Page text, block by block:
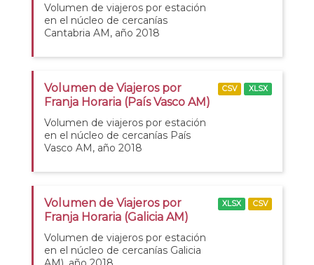
Volumen de viajeros por estación
en el núcleo de cercanías
Cantabria AM, año 2018
Volumen de Viajeros por
Franja Horaria (País Vasco AM)
Volumen de viajeros por estación
en el núcleo de cercanías País
Vasco AM, año 2018
CSV XLSX
Volumen de Viajeros por
Franja Horaria (Galicia AM)
Volumen de viajeros por estación
en el núcleo de cercanías Galicia
XLSX CSV